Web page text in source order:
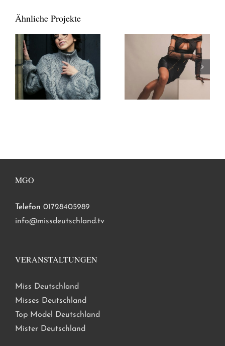
Ähnliche Projekte
MGO
Telefon 01728405989
info@missdeutschland.tv
VERANSTALTUNGEN
Miss Deutschland
Misses Deutschland
Top Model Deutschland
Mister Deutschland